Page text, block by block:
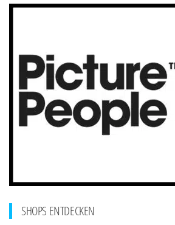
SHOPS ENTDECKEN